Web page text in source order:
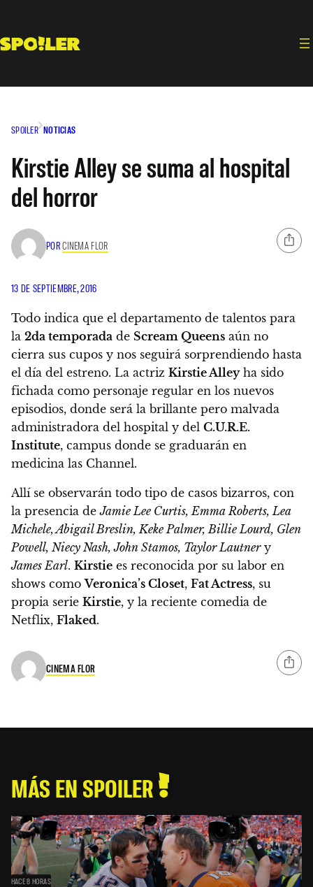
contenido
SPOILER NOTICIAS
Kirstie Alley se suma al hospital
del horror
PORCINEMA FLOR
13 DE SEPTIEMBRE, 2016
Todo indica que el departamento de talentos para
la 2da temporada de Scream Queens aún no
cierra sus cupos y nos seguirá sorprendiendo hasta
el día del estreno. La actriz Kirstie Alleyha sido
fichada como personaje regular en los nuevos
episodios, donde será la brillante pero malvada
administradora del hospital y del C.U.R.E.
Institute, campus donde se graduarán en
medicina las Channel.
Allí se observarán todo tipo de casos bizarros, con
la presencia deJamie Lee Curtis, Emma Roberts, Lea
Michele, Abigail Breslin, Keke Palmer, Billie Lourd, Glen
Powell, Niecy Nash, John Stamos, Taylor Lautnery
James Earl. Kirstie es reconocida por su labor en
shows comoVeronica’s Closet, Fat Actress, su
propia serie Kirstie, y la reciente comedia de
Netflix, Flaked.
CINEMA FLOR
MÁS EN SPOILER
HACE 8 HORAS